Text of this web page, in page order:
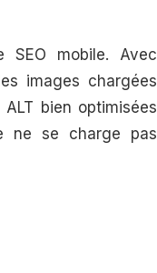
mobile. Avec
images chargées
bien optimisées
ne se charge pas